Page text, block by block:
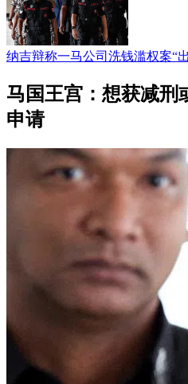
纳吉辩称一马公司洗钱滥权案“
马国王宫：想获减刑
申请